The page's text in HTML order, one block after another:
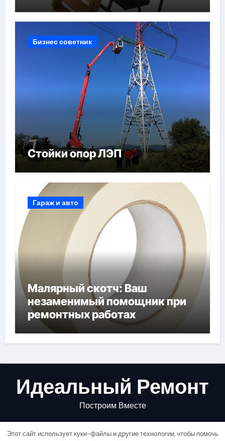
Бизнес советник
Стойки опор ЛЭП
Гараж и авто
Малярный скотч: Ваш
незаменимый помощник при
ремонтных работах
Идеальный Ремонт
Построим Вместе
Этот сайт использует куки-файлы и другие технологии, чтобы помочь